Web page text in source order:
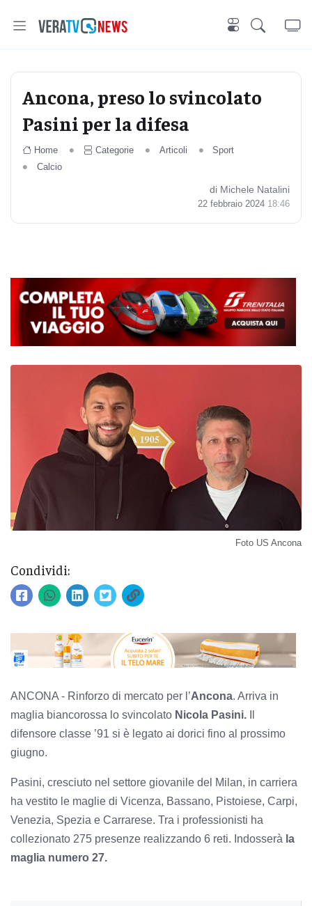
Ancona, preso lo svincolato
Pasini per la difesa
Home Categorie Articoli
Sport
Calcio
di Michele Natalini
22 febbraio 2024 18:46
Foto US Ancona
Condividi:
ANCONA - Rinforzo di mercato per l’Ancona. Arriva in
maglia biancorossa lo svincolato Nicola Pasini.
difensore classe ’91 si è legato ai dorici fino al prossimo
giugno.
Pasini, cresciuto nel settore giovanile del Milan, in carriera
ha vestito le maglie di Vicenza, Bassano, Pistoiese, Carpi,
Venezia, Spezia e Carrarese. Tra i professionisti ha
collezionato 275 presenze realizzando 6 reti. Indosserà la
maglia numero 27.